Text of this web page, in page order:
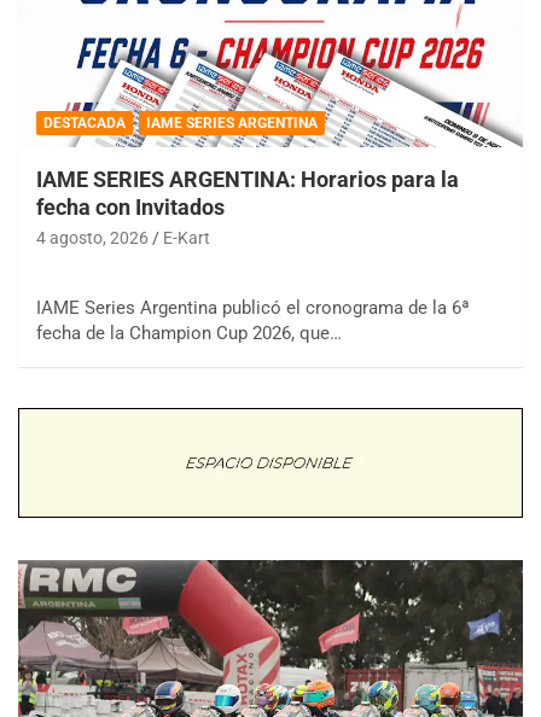
DESTACADA IAME SERIES ARGENTINA
IAME SERIES ARGENTINA: Horarios para la
fecha con Invitados
4 agosto, 2026 E-Kart
IAME Series Argentina publicó el cronograma de la 6ª
fecha de la Champion Cup 2026, que…